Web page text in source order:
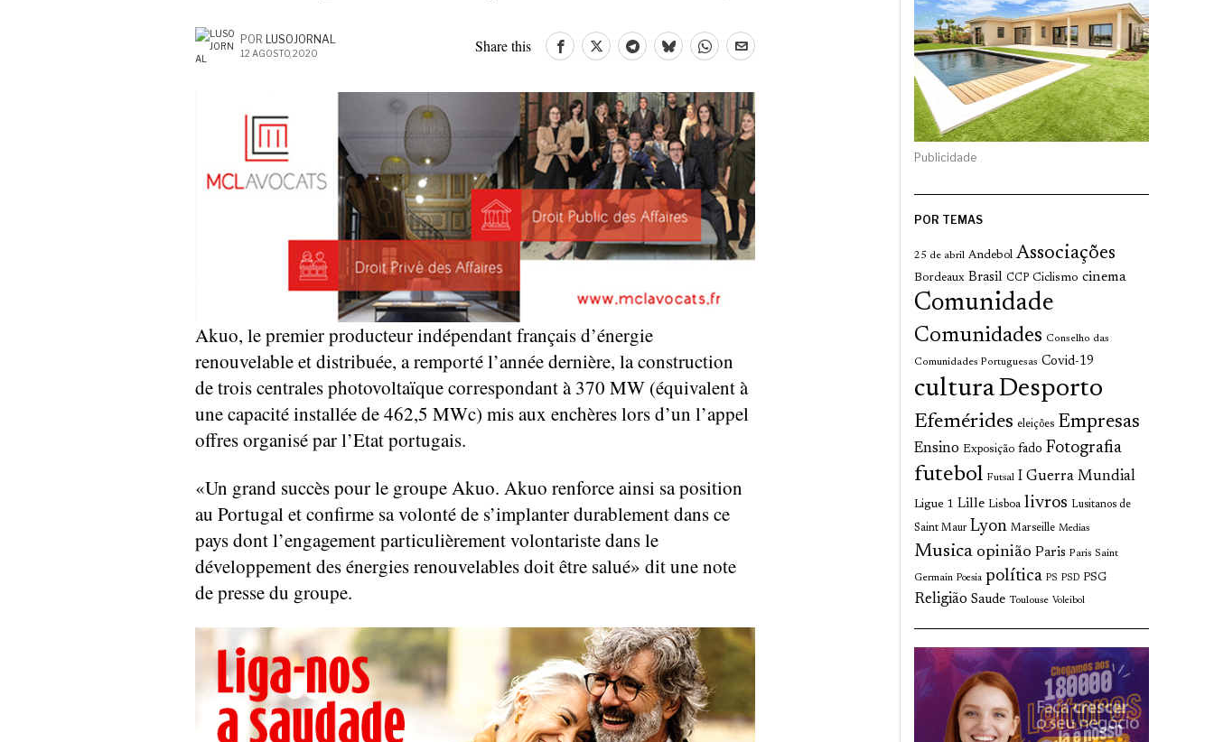
POR LUSOJORNAL
12 AGOSTO, 2020 Share this
Akuo, le premier producteur indépendant français d’énergie
renouvelable et distribuée, a remporté l’année dernière, la construction
de trois centrales photovoltaïque correspondant à 370 MW (équivalent à
une capacité installée de 462,5 MWc) mis aux enchères lors d’un l’appel
offres organisé par l’Etat portugais.
«Un grand succès pour le groupe Akuo. Akuo renforce ainsi sa position
au Portugal et confirme sa volonté de s’implanter durablement dans ce
pays dont l’engagement particulièrement volontariste dans le
développement des énergies renouvelables doit être salué» dit une note
de presse du groupe.
Publicidade
POR TEMAS
25 de abril Andebol Associações
Bordeaux Brasil CCP Ciclismo cinema
Comunidade
Comunidades Conselho das
Comunidades Portuguesas Covid-19
culturaDesporto
Efemérides eleições Empresas
Ensino Exposição fado Fotografia
futebol Futsal I Guerra Mundial
Ligue 1 Lille Lisboa livros Lusitanos de
Saint Maur Lyon Marseille Medias
Musica opinião Paris Paris Saint
Germain Poesia política PS PSD PSG
Religião Saude Toulouse Voleibol